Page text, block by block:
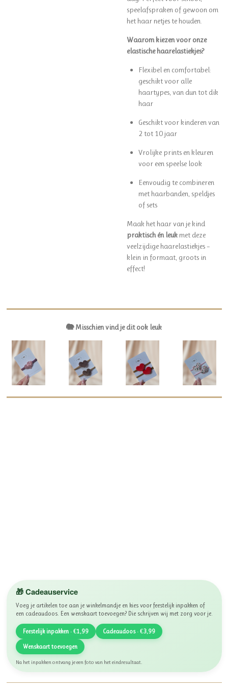
speelafspraken of gewoon om
het haar netjes te houden.
Waarom kiezen voor onze
elastische haarelastiekjes?
Flexibel en comfortabel:
geschikt voor alle
haartypes, van dun tot dik
haar
Geschikt voor kinderen van
2 tot 10 jaar
Vrolijke prints en kleuren
voor een speelse look
Eenvoudig te combineren
met haarbanden, speldjes
of sets
Maak het haar van je kind
praktisch én leuk met deze
veelzijdige haarelastiekjes –
klein in formaat, groots in
effect!
🐘 Misschien vind je dit ook leuk
🎁 Cadeauservice
Voeg je artikelen toe aan je winkelmandje en kies voor feestelijk inpakken of
een cadeaudoos. Een wenskaart toevoegen? Die schrijven wij met zorg voor je.
Feestelijk inpakken · €1,99 Cadeaudoos · €3,99
Wenskaart toevoegen
Na het inpakken ontvang je een foto van het eindresultaat.